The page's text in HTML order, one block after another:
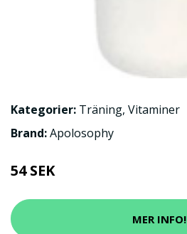
Kategorier: Träning, Vitaminer
Brand:Apolosophy
54 SEK
MER INFO!